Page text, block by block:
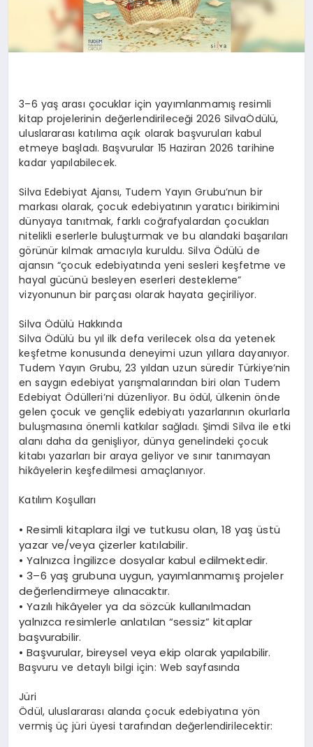
3–6 yaş arası çocuklar için yayımlanmamış resimli
kitap projelerinin değerlendirileceği2026 SilvaÖdülü,
uluslararası katılıma açık olarak başvuruları kabul
etmeye başladı. Başvurular 15 Haziran 2026 tarihine
kadar yapılabilecek.
Silva Edebiyat Ajansı, Tudem Yayın Grubu’nun bir
markasıolarak, çocuk edebiyatının yaratıcı birikimini
dünyaya tanıtmak, farklı coğrafyalardan çocukları
nitelikli eserlerle buluşturmak ve bu alandaki başarıları
görünür kılmak amacıyla kuruldu.Silva Ödülü de
ajansın “çocuk edebiyatında yeni sesleri keşfetme ve
hayal gücünü besleyen eserleri destekleme”
vizyonunun bir parçası olarak hayata geçiriliyor.
Silva Ödülü Hakkında
Silva Ödülü bu yıl ilk defa verilecek olsa da yetenek
keşfetme konusunda deneyimi uzun yıllara dayanıyor.
Tudem Yayın Grubu, 23 yıldan uzun süredir Türkiye’nin
en saygın edebiyat yarışmalarından biri olan Tudem
Edebiyat Ödülleri’ni düzenliyor. Bu ödül, ülkenin önde
gelen çocuk ve gençlik edebiyatı yazarlarının okurlarla
buluşmasına önemli katkılar sağladı. ŞimdiSilva ileetki
alanı daha da genişliyor, dünya genelindekiçocuk
kitabı yazarları bir araya geliyor ve sınır tanımayan
hikâyelerin keşfedilmesi amaçlanıyor.
Katılım Koşulları
•Resimli kitaplara ilgi ve tutkusu olan, 18 yaş üstü
yazar ve/veya çizerler katılabilir.
•Yalnızca İngilizce dosyalar kabul edilmektedir.
•3–6 yaş grubuna uygun,yayımlanmamış projeler
değerlendirmeye alınacaktır.
•Yazılı hikâyeler ya da sözcük kullanılmadan
yalnızca resimlerle anlatılan “sessiz” kitaplar
başvurabilir.
•Başvurular, bireysel veya ekip olarak yapılabilir.
Başvuru ve detaylı bilgi için: Web sayfasında
Jüri
Ödül, uluslararası alanda çocuk edebiyatına yön
vermiş üç jüri üyesi tarafından değerlendirilecektir: